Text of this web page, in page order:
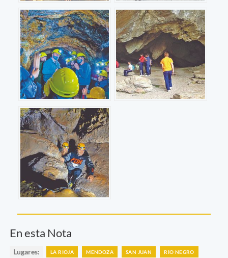
En esta Nota
Lugares: LA RIOJA MENDOZA SAN JUAN RÍO NEGRO